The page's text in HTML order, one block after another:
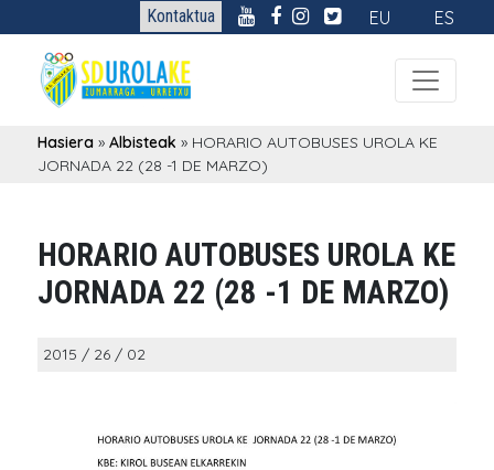
Kontaktua EU ES
Hasiera »Albisteak » HORARIO AUTOBUSES UROLA KE
JORNADA 22 (28 -1 DE MARZO)
HORARIO AUTOBUSES UROLA KE
JORNADA 22 (28 -1 DE MARZO)
2015 / 26 / 02